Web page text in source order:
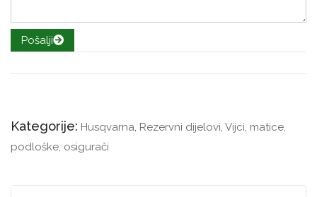
Pošalji
Kategorije: Husqvarna, Rezervni dijelovi, Vijci, matice,
podloške, osigurači